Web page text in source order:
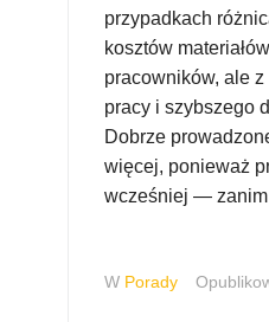
przypadkach
kosztów
pracowników, ale
pracy i szybszego
Dobrze
więcej, ponieważ
wcześniej — zanim
W Porady